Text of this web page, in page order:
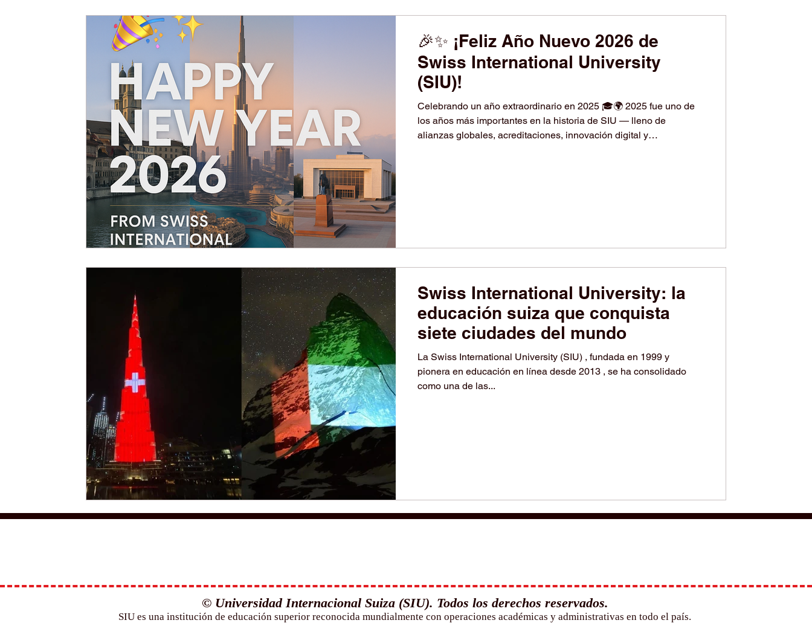
🎉✨ ¡Feliz Año Nuevo 2026 de
Swiss International University
(SIU)!
Celebrando un año extraordinario en 2025 🎓🌍 2025 fue uno de
los años más importantes en la historia de SIU — lleno de
alianzas globales, acreditaciones, innovación digital y
Swiss International University: la
educación suiza que conquista
siete ciudades del mundo
La Swiss International University (SIU) , fundada en 1999 y
pionera en educación en línea desde 2013 , se ha consolidado
como una de las...
© Universidad Internacional Suiza (SIU). Todos los derechos reservados.
SIU es una institución de educación superior reconocida mundialmente con operaciones académicas y administrativas en todo el país.